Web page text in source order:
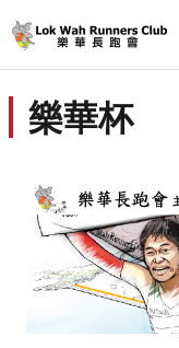
LWRC
樂華杯